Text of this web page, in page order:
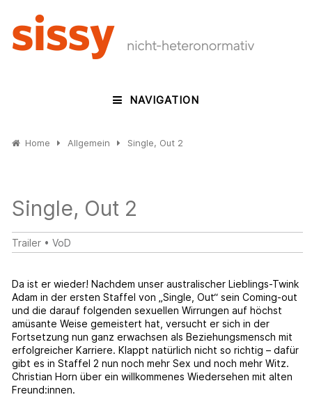
NAVIGATION
Home Allgemein Single, Out 2
Single, Out 2
Trailer • VoD
Da ist er wieder! Nachdem unser australischer Lieblings-Twink
Adam in der ersten Staffel von „Single, Out“ sein Coming-out
und die darauf folgenden sexuellen Wirrungen auf höchst
amüsante Weise gemeistert hat, versucht er sich in der
Fortsetzung nun ganz erwachsen als Beziehungsmensch mit
erfolgreicher Karriere. Klappt natürlich nicht so richtig – dafür
gibt es in Staffel 2 nun noch mehr Sex und noch mehr Witz.
Christian Horn über ein willkommenes Wiedersehen mit alten
Freund:innen.